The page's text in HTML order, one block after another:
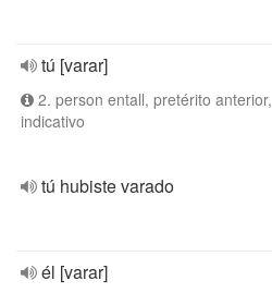
tú [varar]
2. person entall, pretérito anterior,
indicativo
tú hubiste varado
él [varar]